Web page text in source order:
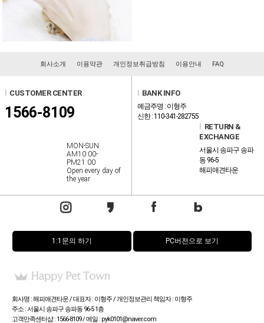
회사소개 이용약관 개인정보취급방침 이용안내 FAQ
CUSTOMER CENTER
1566-8109
MON-SUN
AM10:00-
PM21:00
Open every day of
the year
BANK INFO
예금주명 : 이형주
신한 : 110-341-282755
RETURN &
EXCHANGE
서울시 송파구 송파
동 96-5
해피애견타운
1:1문의 하기 PC버전으로 보기
회사명 : 해피애견타운 / 대표자 : 이형주 / 개인정보관리 책임자 : 이형주
주소 : 서울시 송파구 송파동 96-5 1층
고객만족센터샵 : 1566-8109 / 메일 : pyk0101@naver.com